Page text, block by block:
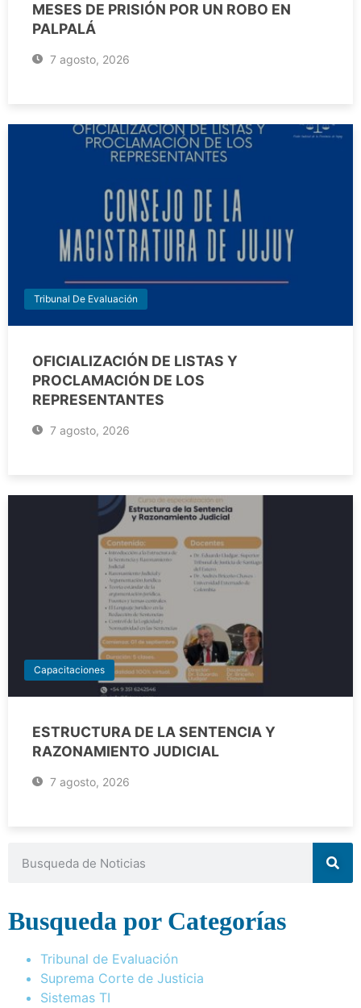
MESES DE PRISIÓN POR UN ROBO EN
PALPALÁ
7 agosto, 2026
Tribunal De Evaluación
OFICIALIZACIÓN DE LISTAS Y
PROCLAMACIÓN DE LOS
REPRESENTANTES
7 agosto, 2026
Capacitaciones
ESTRUCTURA DE LA SENTENCIA Y
RAZONAMIENTO JUDICIAL
7 agosto, 2026
Busqueda por Categorías
Tribunal de Evaluación
Suprema Corte de Justicia
Sistemas TI